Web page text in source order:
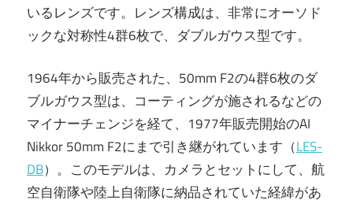
いるレンズです。レンズ構成は、非常にオーソド
ックな対称性4群6枚で、ダブルガウス型です。
1964年から販売された、50mm F2の4群6枚のダ
ブルガウス型は、コーティングが施されるなどの
マイナーチェンジを経て、1977年販売開始のAI
Nikkor 50mm F2にまで引き継がれています（LES-
DB）。このモデルは、カメラとセットにして、航
空自衛隊や陸上自衛隊に納品されていた経緯があ